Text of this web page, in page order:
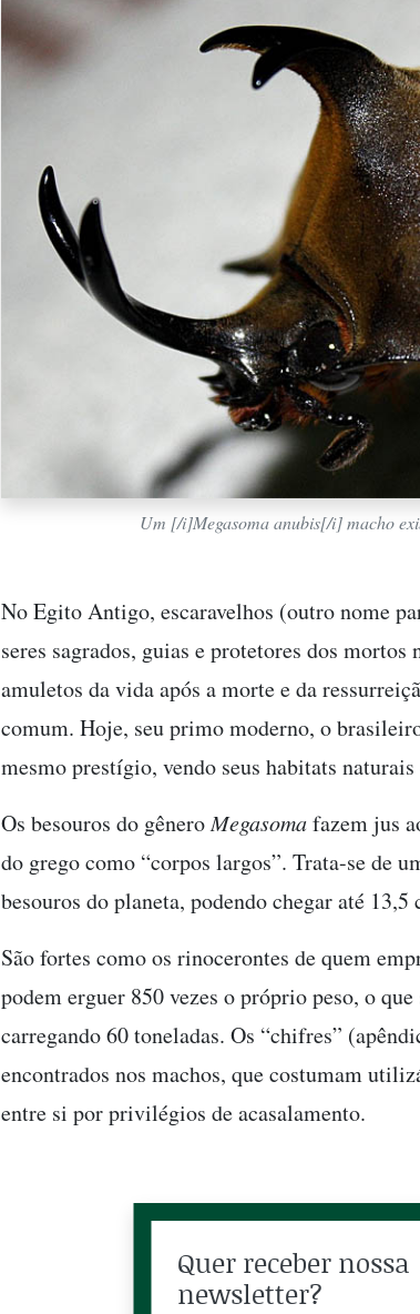
Um [/i]Megasoma anubis[/i] macho
No Egito Antigo, escaravelhos (outro nome
seres sagrados, guias e protetores dos
amuletos da vida após a morte e da
comum. Hoje, seu primo moderno, o
mesmo prestígio, vendo seus habitats
Os besouros do gêneroMegasomafazem jus
do grego como “corpos largos”. Trata-se de
besouros do planeta, podendo chegar até
São fortes como os rinocerontes de quem
podem erguer 850 vezes o próprio peso, o
carregando 60 toneladas. Os “chifres”
encontrados nos machos, que costumam
entre si por privilégios de acasalamento.
Quer receber nossa
newsletter?